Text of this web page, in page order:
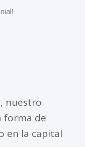
nuestro
forma de
en la capital